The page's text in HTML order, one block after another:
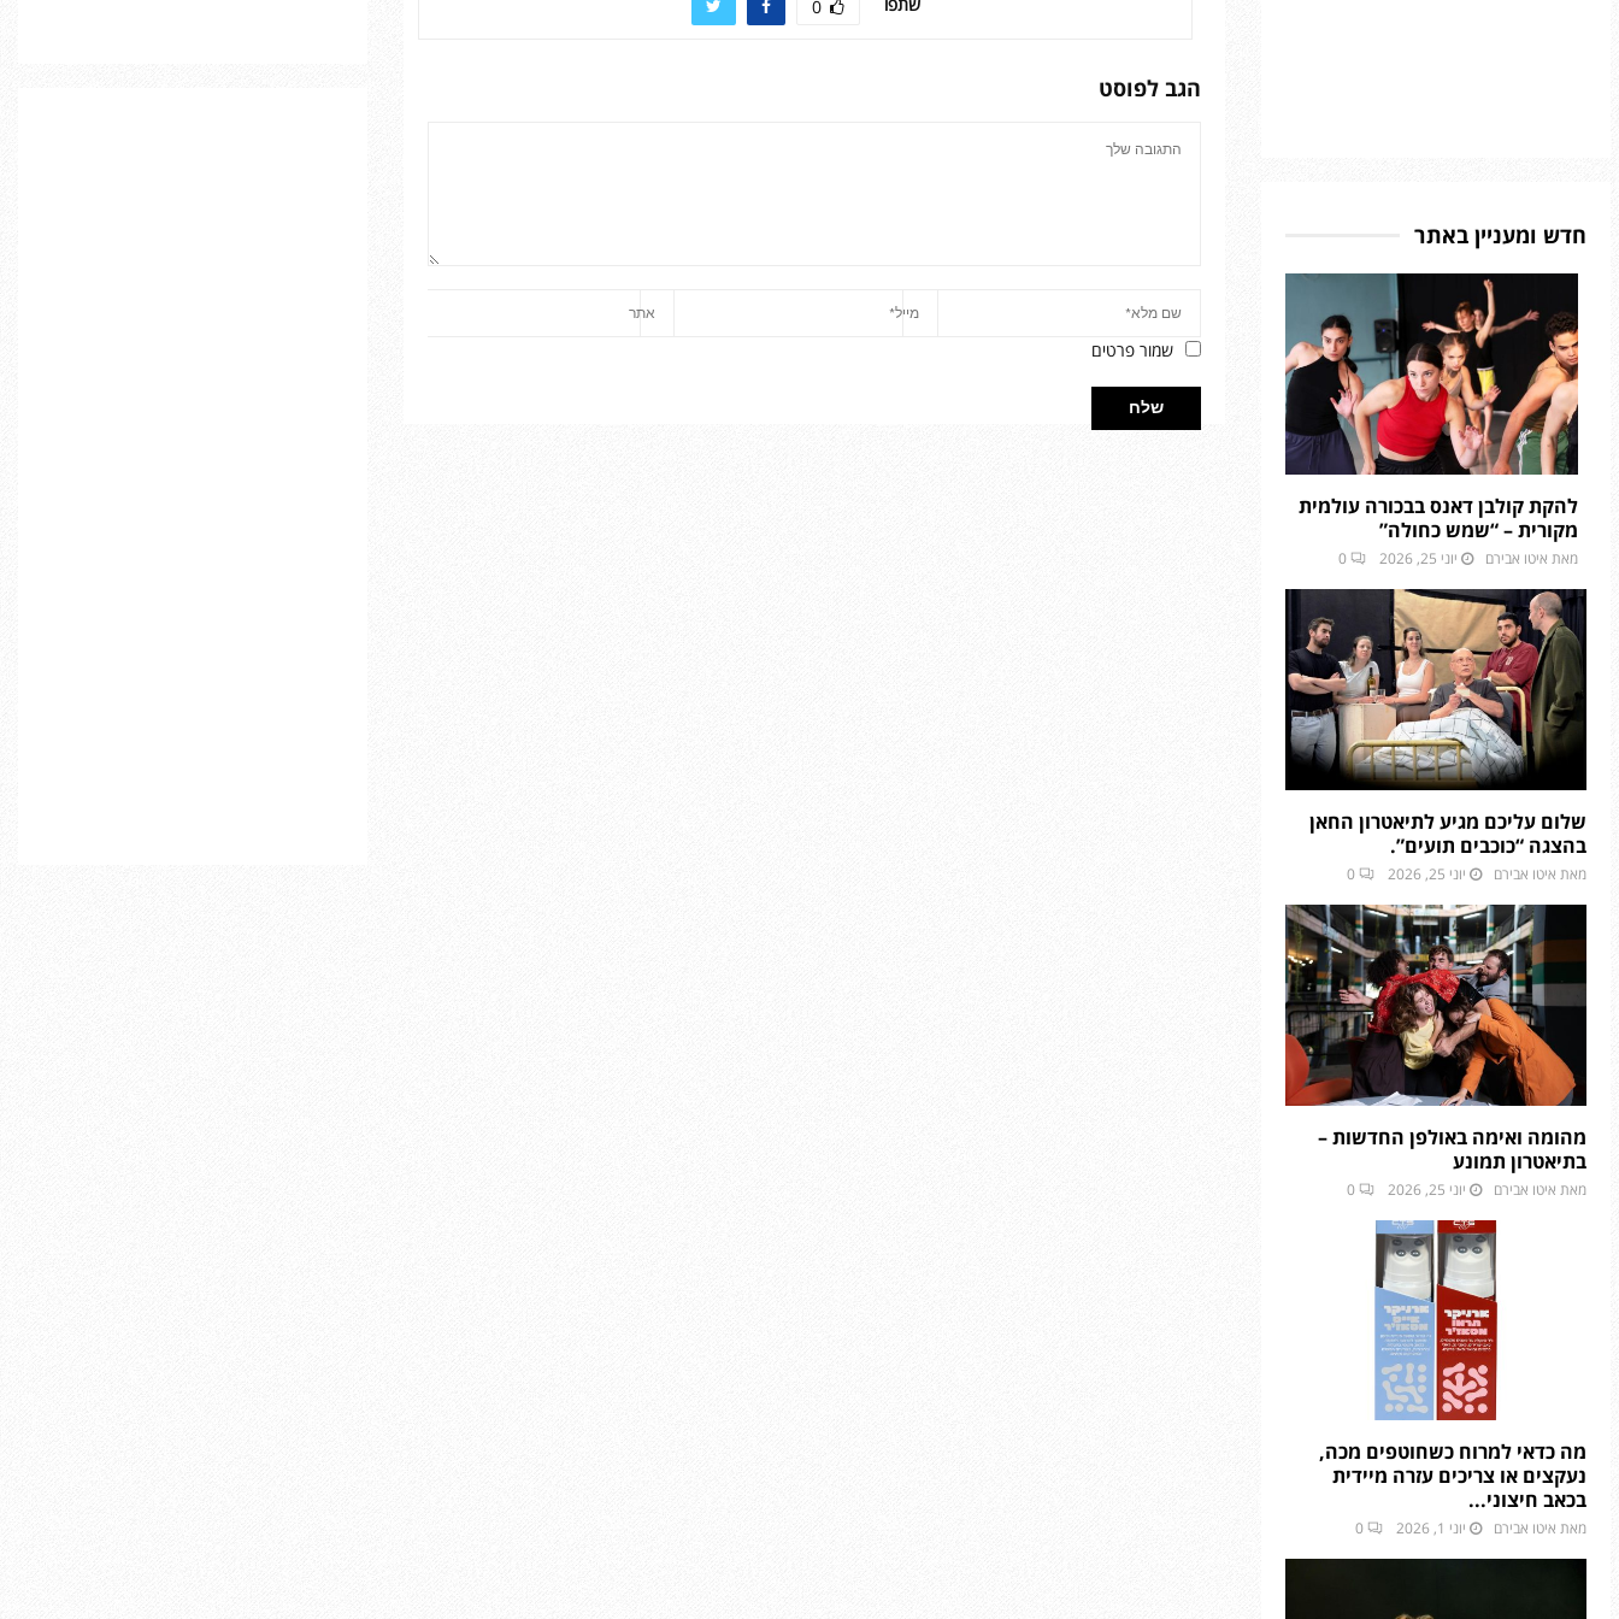
0
הגב לפוסט
שמור פרטים
חדש ומעניין באתר
להקת קולבן דאנס בבכורה עולמית
מקורית – “שמש כחולה”
מאת איטו אבירם יוני 25, 2026 0
שלום עליכם מגיע לתיאטרון החאן
בהצגה “כוכבים תועים”.
מאת איטו אבירם יוני 25, 2026 0
מהומה ואימה באולפן החדשות –
בתיאטרון תמונע
מאת איטו אבירם יוני 25, 2026 0
מה כדאי למרוח כשחוטפים מכה,
נעקצים או צריכים עזרה מיידית
בכאב חיצוני...
מאת איטו אבירם יוני 1, 2026 0